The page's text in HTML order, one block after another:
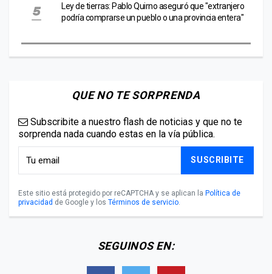
Ley de tierras: Pablo Quirno aseguró que "extranjero
podría comprarse un pueblo o una provincia entera"
QUE NO TE SORPRENDA
Subscribite a nuestro flash de noticias y que no te
sorprenda nada cuando estas en la vía pública.
SUSCRIBITE
Este sitio está protegido por reCAPTCHA y se aplican la Política de
privacidad de Google y los Términos de servicio.
SEGUINOS EN: